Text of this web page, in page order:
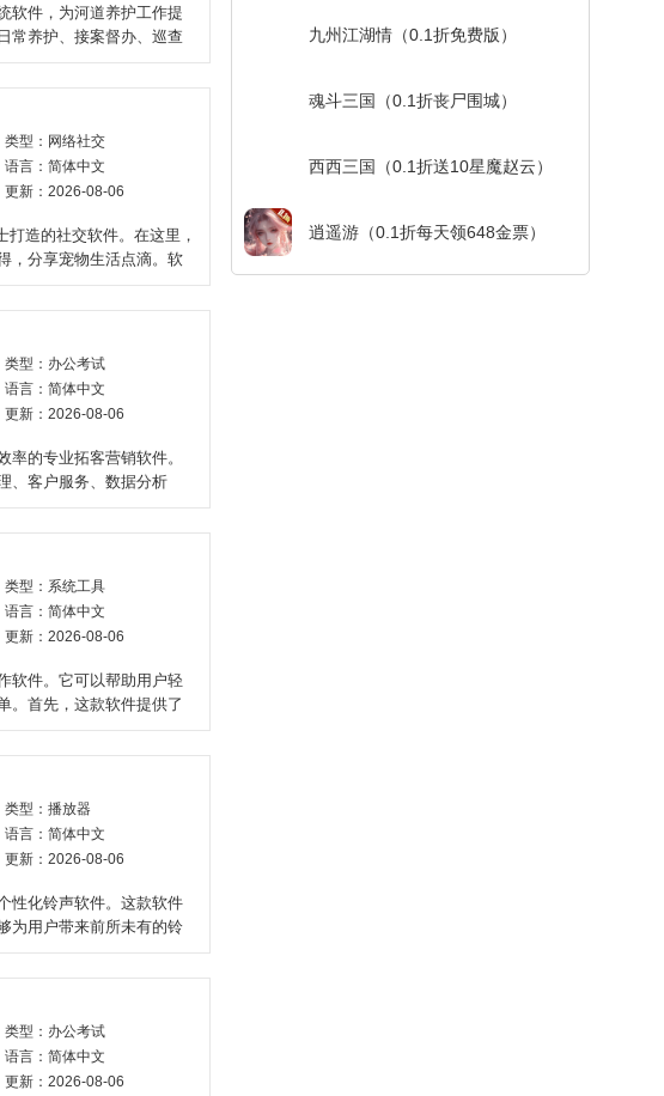
软件，为河道养护工作提
常养护、接案督办、巡查
类型：网络社交
语言：简体中文
更新：2026-08-06
造的社交软件。在这里，
，分享宠物生活点滴。软
类型：办公考试
语言：简体中文
更新：2026-08-06
的专业拓客营销软件。
、客户服务、数据分析
类型：系统工具
语言：简体中文
更新：2026-08-06
软件。它可以帮助用户轻
。首先，这款软件提供了
类型：播放器
语言：简体中文
更新：2026-08-06
性化铃声软件。这款软件
为用户带来前所未有的铃
类型：办公考试
语言：简体中文
更新：2026-08-06
九州江湖情（0.1折免费版）
魂斗三国（0.1折丧尸围城）
西西三国（0.1折送10星魔赵云）
逍遥游（0.1折每天领648金票）